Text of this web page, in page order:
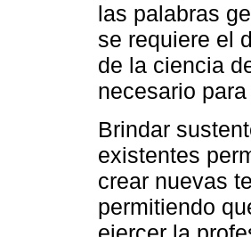
las palabras
se requiere el
de la ciencia
necesario
Brindar
existentes
crear nuevas
permitiendo